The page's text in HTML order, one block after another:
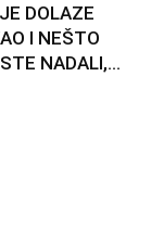
DOLAZE
I NEŠTO
NADALI,...